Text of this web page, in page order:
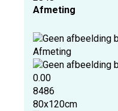
Afmeting
Afmeting
0.00
8486
80x120cm